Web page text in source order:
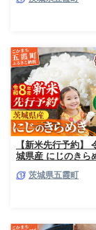
【新米先行予約】
城県産 にじのきら
お米 精米 旨味 安心
茨城県五霞町